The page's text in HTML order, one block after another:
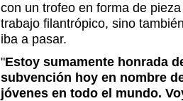
con un trofeo en forma de
trabajo filantrópico, sino
iba a pasar.
"Estoy sumamente honrada
subvención hoy en nombre
jóvenes en todo el mundo.